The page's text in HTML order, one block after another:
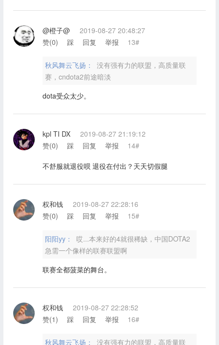
@橙子@
2019-08-27 20:48:27
赞(0) 踩 回复 举报 13#
秋风舞云飞扬：
没有强有力的联盟，高质量联
赛，cndota2前途暗淡
dota受众太少。
kpl TI DX
2019-08-27 21:19:12
赞(0) 踩 回复 举报 14#
不舒服就退役呗 退役在付出？天天切假腿
权和钱
2019-08-27 22:28:16
赞(0) 踩 回复 举报 15#
阳阳yy：
哎...本来好的4就很稀缺，中国DOTA2
急需一个像样的联赛联盟啊
联赛全都菠菜的舞台。
权和钱
2019-08-27 22:28:52
赞(1) 踩 回复 举报 16#
秋风舞云飞扬：
没有强有力的联盟，高质量联